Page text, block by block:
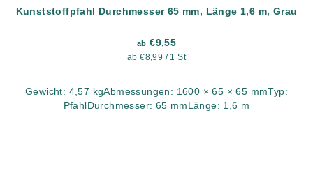
Kunststoffpfahl Durchmesser 65 mm, Länge 1,6 m, Grau
ab €9,55
Verkaufspreis:
ab €8,99 / 1 St
Gewicht: 4,57 kgAbmessungen: 1600 × 65 × 65 mmTyp:
PfahlDurchmesser: 65 mmLänge: 1,6 m